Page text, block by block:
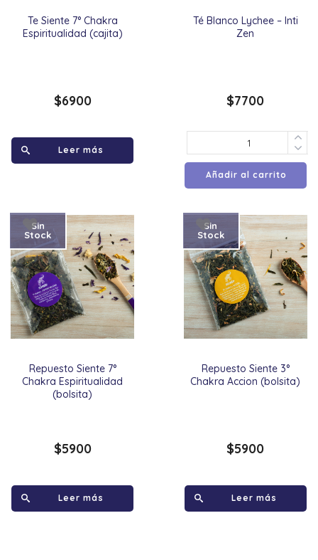
Te Siente 7° Chakra
Espiritualidad (cajita)
$6900
Leer más
Té Blanco Lychee – Inti
Zen
$7700
Añadir al carrito
Repuesto Siente 7°
Chakra Espiritualidad
(bolsita)
Sin
Stock
$5900
Leer más
Repuesto Siente 3°
Chakra Accion (bolsita)
Sin
Stock
$5900
Leer más